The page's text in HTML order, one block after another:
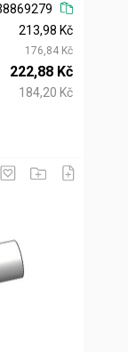
213,98 Kč
176,84 Kč
222,88 Kč
184,20 Kč